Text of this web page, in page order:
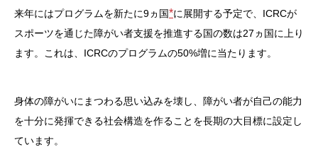
来年にはプログラムを新たに9ヵ国*に展開する予定で、ICRCが
スポーツを通じた障がい者支援を推進する国の数は27ヵ国に上り
ます。これは、ICRCのプログラムの50%増に当たります。
身体の障がいにまつわる思い込みを壊し、障がい者が自己の能力
を十分に発揮できる社会構造を作ることを長期の大目標に設定し
ています。